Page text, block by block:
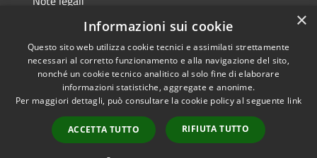
Dichiarazione di accessibilità
RSS
Accessibilità
Copyright © 2026 • Comune di
Municipium•
Accesso
redazione
×
Informazioni sui cookie
Questo sito web utilizza cookie tecnici e assimilati strettamente
necessari al corretto funzionamento e alla navigazione del sito,
nonché un cookie tecnico analitico al solo fine di elaborare
informazioni statistiche, aggregate e anonime.
Per maggiori dettagli, può consultare la cookie policy al seguente link
ACCETTA TUTTO RIFIUTA TUTTO